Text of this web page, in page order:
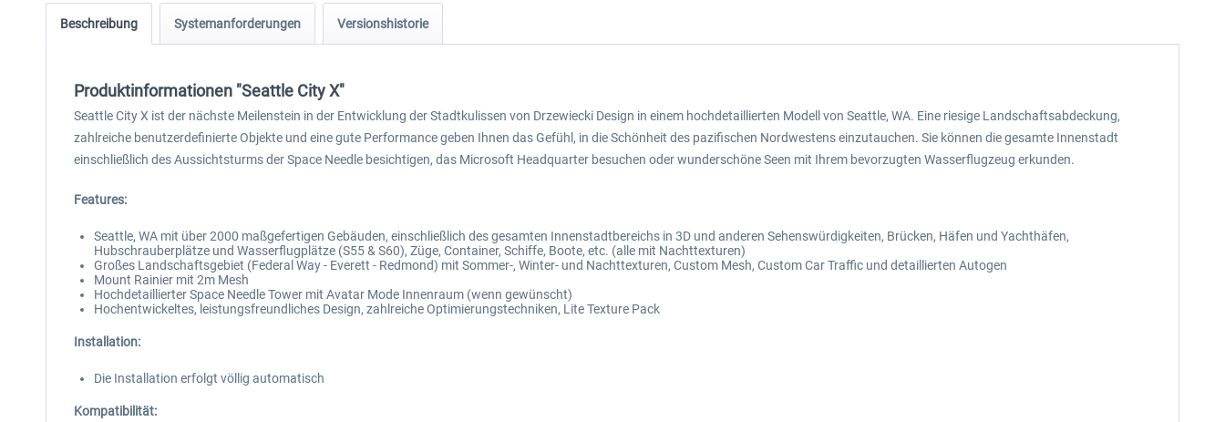
Beschreibung Systemanforderungen Versionshistorie
Produktinformationen "Seattle City X"
Seattle City X ist der nächste Meilenstein in der Entwicklung der Stadtkulissen von Drzewiecki Design in einem hochdetaillierten Modell von Seattle, WA. Eine riesige Landschaftsabdeckung,
zahlreiche benutzerdefinierte Objekte und eine gute Performance geben Ihnen das Gefühl, in die Schönheit des pazifischen Nordwestens einzutauchen. Sie können die gesamte Innenstadt
einschließlich des Aussichtsturms der Space Needle besichtigen, das Microsoft Headquarter besuchen oder wunderschöne Seen mit Ihrem bevorzugten Wasserflugzeug erkunden.
Features:
Seattle, WA mit über 2000 maßgefertigen Gebäuden, einschließlich des gesamten Innenstadtbereichs in 3D und anderen Sehenswürdigkeiten, Brücken, Häfen und Yachthäfen,
Hubschrauberplätze und Wasserflugplätze (S55 & S60), Züge, Container, Schiffe, Boote, etc. (alle mit Nachttexturen)
Großes Landschaftsgebiet (Federal Way - Everett - Redmond) mit Sommer-, Winter- und Nachttexturen, Custom Mesh, Custom Car Traffic und detaillierten Autogen
Mount Rainier mit 2m Mesh
Hochdetaillierter Space Needle Tower mit Avatar Mode Innenraum (wenn gewünscht)
Hochentwickeltes, leistungsfreundliches Design, zahlreiche Optimierungstechniken, Lite Texture Pack
Installation:
Die Installation erfolgt völlig automatisch
Kompatibilität: